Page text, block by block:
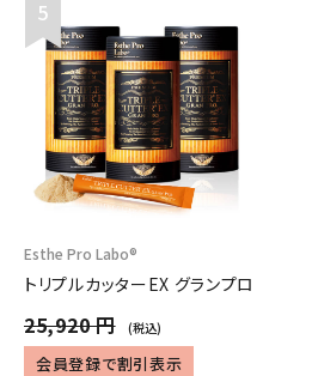
Esthe Pro Labo®
トリプルカッターEX グランプロ
25,920 円 (税込)
会員登録で割引表示